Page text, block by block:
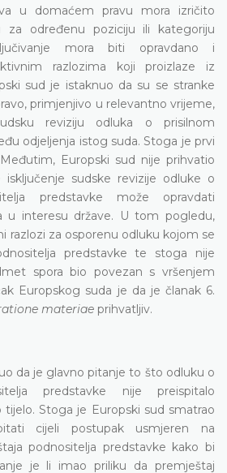
u domaćem pravu mora izričito
za određenu poziciju ili kategoriju
mora biti opravdano i
razlozima koji proizlaze iz
sud je istaknuo da su se stranke
primjenjivo u relevantno vrijeme,
reviziju odluka o prisilnom
odjeljenja istog suda. Stoga je prvi
Europski sud nije prihvatio
sudske revizije odluke o
predstavke može opravdati
u interesu države. U tom pogledu,
razlozi za osporenu odluku kojom se
predstavke te stoga nije
spora bio povezan s vršenjem
Europskog suda je da je članak 6.
materiae prihvatljiv.
da je glavno pitanje to što odluku o
predstavke nije preispitalo
tijelo. Stoga je Europski sud smatrao
cijeli postupak usmjeren na
podnositelja predstavke kako bi
je li imao priliku da premještaj